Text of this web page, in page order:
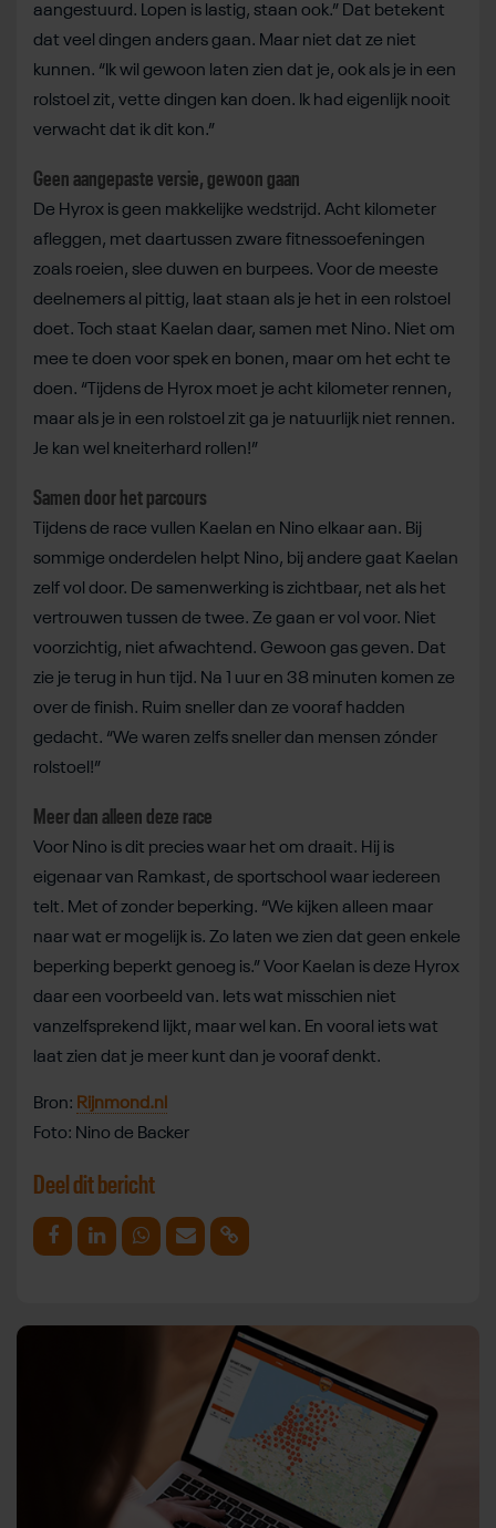
aangestuurd. Lopen is lastig, staan ook.” Dat betekent
dat veel dingen anders gaan. Maar niet dat ze niet
kunnen. “Ik wil gewoon laten zien dat je, ook als je in een
rolstoel zit, vette dingen kan doen. Ik had eigenlijk nooit
verwacht dat ik dit kon.”
Geen aangepaste versie, gewoon gaan
De Hyrox is geen makkelijke wedstrijd. Acht kilometer
afleggen, met daartussen zware fitnessoefeningen
zoals roeien, slee duwen en burpees. Voor de meeste
deelnemers al pittig, laat staan als je het in een rolstoel
doet. Toch staat Kaelan daar, samen met Nino. Niet om
mee te doen voor spek en bonen, maar om het echt te
doen. “Tijdens de Hyrox moet je acht kilometer rennen,
maar als je in een rolstoel zit ga je natuurlijk niet rennen.
Je kan wel kneiterhard rollen!”
Samen door het parcours
Tijdens de race vullen Kaelan en Nino elkaar aan. Bij
sommige onderdelen helpt Nino, bij andere gaat Kaelan
zelf vol door. De samenwerking is zichtbaar, net als het
vertrouwen tussen de twee. Ze gaan er vol voor. Niet
voorzichtig, niet afwachtend. Gewoon gas geven. Dat
zie je terug in hun tijd. Na 1 uur en 38 minuten komen ze
over de finish. Ruim sneller dan ze vooraf hadden
gedacht. “We waren zelfs sneller dan mensen zónder
rolstoel!”
Meer dan alleen deze race
Voor Nino is dit precies waar het om draait. Hij is
eigenaar van Ramkast, de sportschool waar iedereen
telt. Met of zonder beperking. “We kijken alleen maar
naar wat er mogelijk is. Zo laten we zien dat geen enkele
beperking beperkt genoeg is.” Voor Kaelan is deze Hyrox
daar een voorbeeld van. Iets wat misschien niet
vanzelfsprekend lijkt, maar wel kan. En vooral iets wat
laat zien dat je meer kunt dan je vooraf denkt.
Bron: Rijnmond.nl
Foto: Nino de Backer
Deel dit bericht
Deel op Facebook
Deel op LinkedinDeel op Whatsapp
Mail link Kopieer link